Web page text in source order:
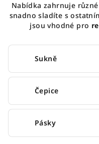
Nabídka zahrnuje
snadno sladíte s
jsou vhodné pro
Sukně
Čepice
Pásky